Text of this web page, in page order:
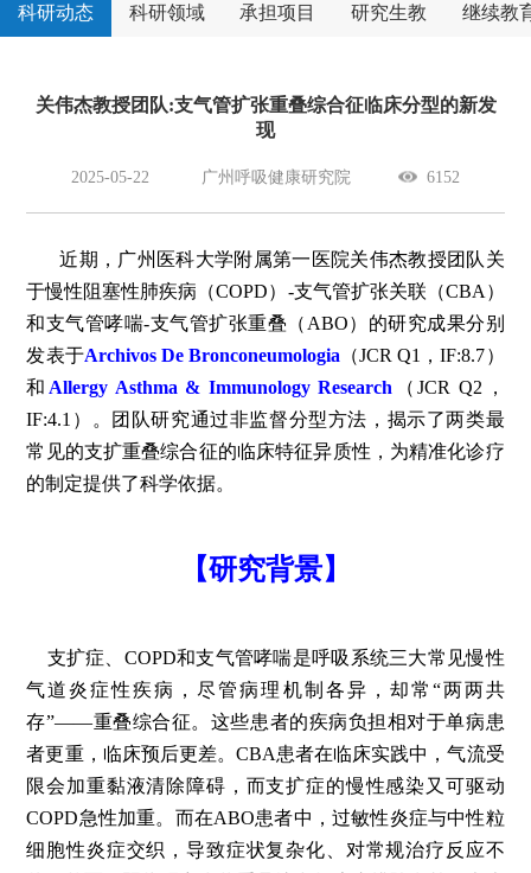
科研动态 科研领域 承担项目 研究生教 继续教
关伟杰教授团队:支气管扩张重叠综合征临床分型的新发
现
2025-05-22 广州呼吸健康研究院 6152
近期，广州医科大学附属第一医院关伟杰教授团队关
于慢性阻塞性肺疾病（COPD）-支气管扩张关联（CBA）
和支气管哮喘-支气管扩张重叠（ABO）的研究成果分别
发表于Archivos De Bronconeumologia （JCR Q1，IF:8.7）
和 Allergy Asthma & Immunology Research （JCR Q2，
IF:4.1）。团队研究通过非监督分型方法，揭示了两类最
常见的支扩重叠综合征的临床特征异质性，为精准化诊疗
的制定提供了科学依据。
【研究背景】
支扩症、COPD和支气管哮喘是呼吸系统三大常见慢性
气道炎症性疾病，尽管病理机制各异，却常“两两共
存”——重叠综合征。这些患者的疾病负担相对于单病患
者更重，临床预后更差。CBA患者在临床实践中，气流受
限会加重黏液清除障碍，而支扩症的慢性感染又可驱动
COPD急性加重。而在ABO患者中，过敏性炎症与中性粒
细胞性炎症交织，导致症状复杂化、对常规治疗反应不